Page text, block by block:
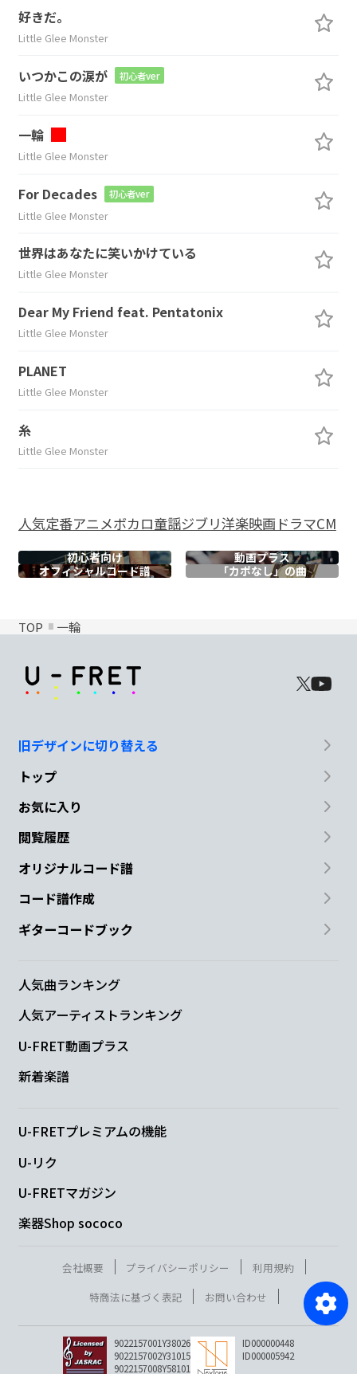
好きだ。
Little Glee Monster
いつかこの涙が 初心者ver
Little Glee Monster
一輪
Little Glee Monster
For Decades 初心者ver
Little Glee Monster
世界はあなたに笑いかけている
Little Glee Monster
Dear My Friend feat. Pentatonix
Little Glee Monster
PLANET
Little Glee Monster
糸
Little Glee Monster
人気定番アニメボカロ童謡ジブリ洋楽映画ドラマCM
初心者向け
動画プラス
オフィシャルコード譜 「カポなし」の曲
TOP 一輪
旧デザインに切り替える
トップ
お気に入り
閲覧履歴
オリジナルコード譜
コード譜作成
ギターコードブック
人気曲ランキング
人気アーティストランキング
U-FRET動画プラス
新着楽譜
U-FRETプレミアムの機能
U-リク
U-FRETマガジン
楽器Shop sococo
会社概要 プライバシーポリシー
利用規約
特商法に基づく表記
お問い合わせ
9022157001Y38026
9022157002Y31015
9022157008Y58101
ID000000448
ID000005942